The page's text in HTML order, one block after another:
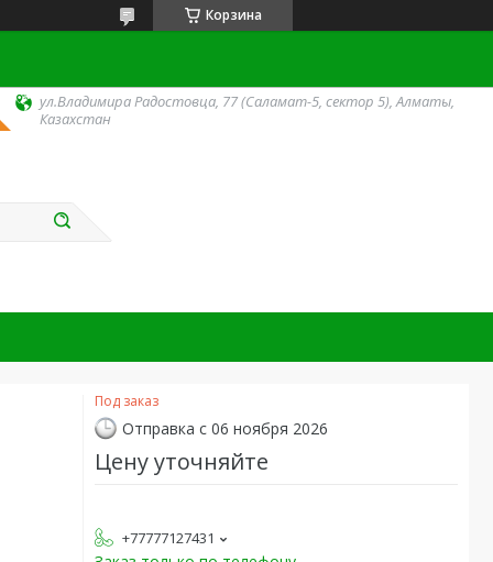
Корзина
ул.Владимира Радостовца, 77 (Саламат-5, сектор 5), Алматы,
Казахстан
Под заказ
Отправка с 06 ноября 2026
Цену уточняйте
+77777127431